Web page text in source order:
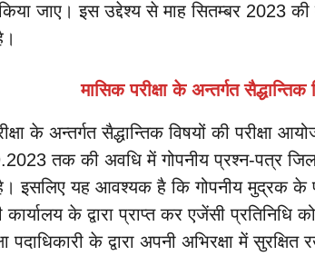
जाए। इस उद्देश्य से माह सितम्बर 2023 की
मासिक परीक्षा के अन्तर्गत
के अन्तर्गत सैद्धान्तिक विषयों की परीक्षा
तक की अवधि में गोपनीय प्रश्न-पत्र जिला
इसलिए यह आवश्यक है कि गोपनीय मुद्रक के
कार्यालय के द्वारा प्राप्त कर एजेंसी प्रतिनिधि
पदाधिकारी के द्वारा अपनी अभिरक्षा में सुरक्षित